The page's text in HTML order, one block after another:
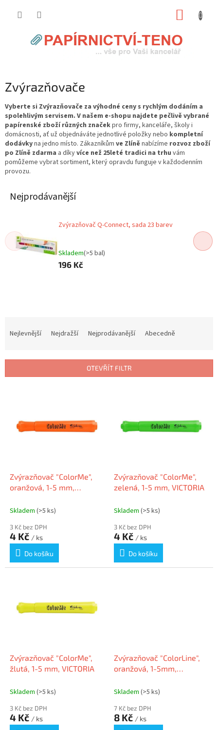
Zvýrazňovače
Vyberte si Zvýrazňovače za výhodné ceny s rychlým dodáním a
spolehlivým servisem. V našem e-shopu najdete pečlivě vybrané
papírenské zboží různých značekpro firmy, kanceláře, školy i
domácnosti, ať už objednáváte jednotlivé položky nebo kompletní
dodávkyna jedno místo. Zákazníkům ve Zlíně nabízíme rozvoz zboží
po Zlíně zdarma a díkyvíce než 25leté tradici na trhu vám
pomůžeme vybrat sortiment, který opravdu funguje v každodenním
provozu.
Nejprodávanější
Zvýrazňovač Q-Connect, sada 23 barev
Skladem(>5 bal)
196 Kč
í
Nejlevnější Nejdražší Nejprodávanější Abecedně
OTEVŘÍT FILTR
Zvýrazňovač "ColorMe",
oranžová, 1-5 mm,
Skladem (>5 ks)
3 Kč bez DPH
4 Kč / ks
Do košíku
Zvýrazňovač "ColorMe",
zelená, 1-5 mm, VICTORIA
Skladem (>5 ks)
3 Kč bez DPH
4 Kč / ks
Do košíku
Zvýrazňovač "ColorMe",
žlutá, 1-5 mm, VICTORIA
Skladem (>5 ks)
3 Kč bez DPH
4 Kč / ks
Zvýrazňovač "ColorLine",
oranžová, 1-5mm,
Skladem (>5 ks)
7 Kč bez DPH
8 Kč / ks